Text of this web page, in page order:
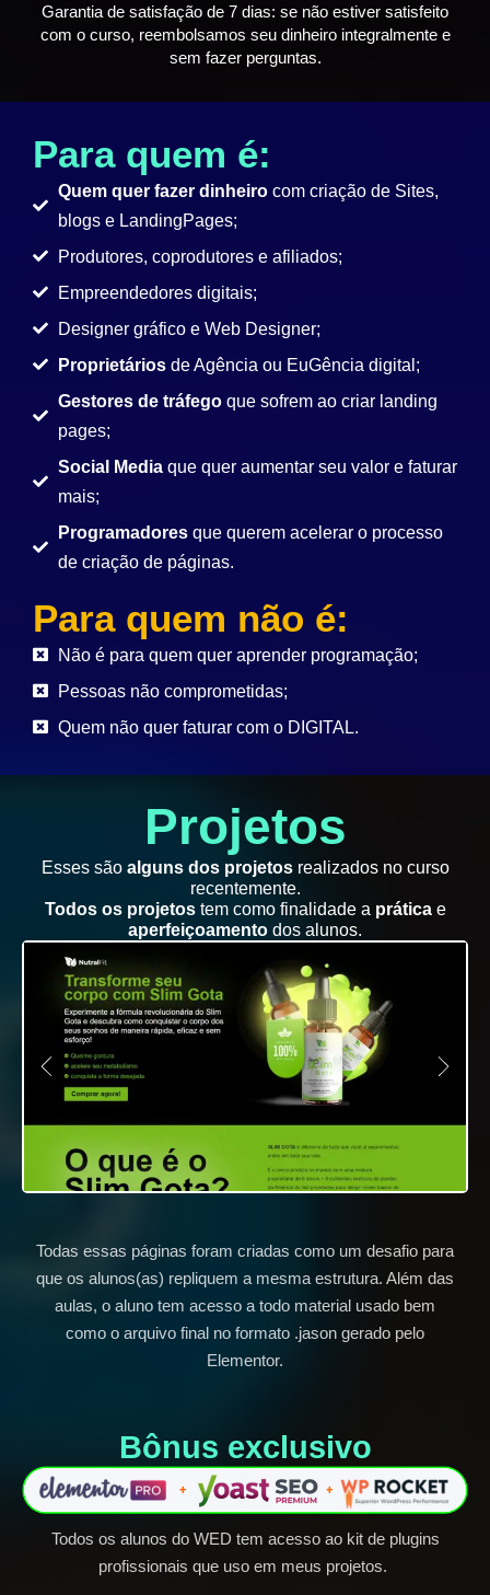
Garantia de satisfação de 7 dias: se não estiver satisfeito
com o curso, reembolsamos seu dinheiro integralmente e
sem fazer perguntas.
Para quem é:
Quem quer fazer dinheiro com criação de Sites,
blogs e LandingPages;
Produtores, coprodutores e afiliados;
Empreendedores digitais;
Designer gráfico e Web Designer;
Proprietários de Agência ou EuGência digital;
Gestores de tráfegoque sofrem ao criar landing
pages;
Social Media que quer aumentar seu valor e faturar
mais;
Programadores que querem acelerar o processo
de criação de páginas.
Para quem não é:
Não é para quem quer aprender programação;
Pessoas não comprometidas;
Quem não quer faturar com o DIGITAL.
Projetos
Esses sãoalguns dos projetosrealizados no curso
recentemente.
Todos os projetos tem como finalidade a prática e
aperfeiçoamento dos alunos.
Todas essas páginas foram criadas como um desafio para
que os alunos(as) repliquem a mesma estrutura. Além das
aulas, o aluno tem acesso a todo material usado bem
como o arquivo final no formato .jason gerado pelo
Elementor.
Bônus exclusivo​
Todos os alunos do WED tem acesso ao kit de plugins
profissionais que uso em meus projetos.